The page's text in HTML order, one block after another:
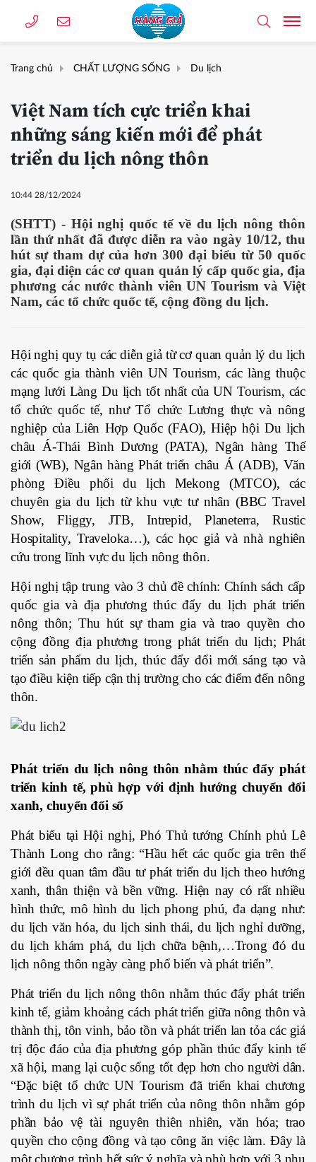
Trang chủ CHẤT LƯỢNG SỐNG Du lịch
Việt Nam tích cực triển khai
những sáng kiến mới để phát
triển du lịch nông thôn
10:44 28/12/2024
(SHTT) - Hội nghị quốc tế về du lịch nông thôn
lần thứ nhất đã được diễn ra vào ngày 10/12, thu
hút sự tham dự của hơn 300 đại biểu từ 50 quốc
gia, đại diện các cơ quan quản lý cấp quốc gia, địa
phương các nước thành viên UN Tourism và Việt
Nam, các tổ chức quốc tế, cộng đồng du lịch.
Hội nghị quy tụ các diễn giả từ cơ quan quản lý du lịch
các quốc gia thành viên UN Tourism, các làng thuộc
mạng lưới Làng Du lịch tốt nhất của UN Tourism, các
tổ chức quốc tế, như Tổ chức Lương thực và nông
nghiệp của Liên Hợp Quốc (FAO), Hiệp hội Du lịch
châu Á-Thái Bình Dương (PATA), Ngân hàng Thế
giới (WB), Ngân hàng Phát triển châu Á (ADB), Văn
phòng Điều phối du lịch Mekong (MTCO), các
chuyên gia du lịch từ khu vực tư nhân (BBC Travel
Show, Fliggy, JTB, Intrepid, Planeterra, Rustic
Hospitality, Traveloka…), các học giả và nhà nghiên
cứu trong lĩnh vực du lịch nông thôn.
Hội nghị tập trung vào 3 chủ đề chính: Chính sách cấp
quốc gia và địa phương thúc đẩy du lịch phát triển
nông thôn; Thu hút sự tham gia và trao quyền cho
cộng đồng địa phương trong phát triển du lịch; Phát
triển sản phẩm du lịch, thúc đẩy đổi mới sáng tạo và
tạo điều kiện tiếp cận thị trường cho các điểm đến nông
thôn.
Phát triển du lịch nông thôn nhằm thúc đẩy phát
triển kinh tế, phù hợp với định hướng chuyển đổi
xanh, chuyển đổi số
Phát biểu tại Hội nghị, Phó Thủ tướng Chính phủ Lê
Thành Long cho rằng: “Hầu hết các quốc gia trên thế
giới đều quan tâm đầu tư phát triển du lịch theo hướng
xanh, thân thiện và bền vững. Hiện nay có rất nhiều
hình thức, mô hình du lịch phong phú, đa dạng như:
du lịch văn hóa, du lịch sinh thái, du lịch nghỉ dưỡng,
du lịch khám phá, du lịch chữa bệnh,…Trong đó du
lịch nông thôn ngày càng phổ biến và phát triển”.
Phát triển du lịch nông thôn nhằm thúc đẩy phát triển
kinh tế, giảm khoảng cách phát triển giữa nông thôn và
thành thị, tôn vinh, bảo tồn và phát triển lan tỏa các giá
trị độc đáo của địa phương góp phần thúc đẩy kinh tế
xã hội, mang lại cuộc sống tốt đẹp hơn cho người dân.
“Đặc biệt tổ chức UN Tourism đã triển khai chương
trình du lịch vì sự phát triển của nông thôn nhằm góp
phần bảo vệ tài nguyên thiên nhiên, văn hóa; trao
quyền cho cộng đồng và tạo công ăn việc làm. Đây là
một chương trình hết sức ý nghĩa và phù hợp với 3 nhu